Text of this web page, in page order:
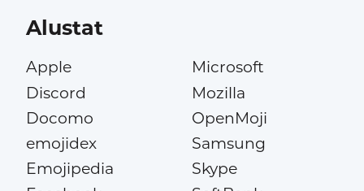
Alustat
Apple
Discord
Docomo
emojidex
Emojipedia
Microsoft
Mozilla
OpenMoji
Samsung
Skype